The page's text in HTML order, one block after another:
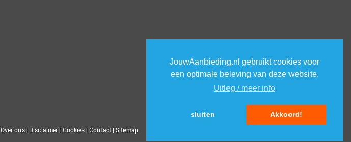
JouwAanbieding.nl gebruikt cookies voor
een optimale beleving van deze website.
Uitleg / meer info
sluiten Akkoord!
Over ons| Disclaimer|Cookies| Contact| Sitemap